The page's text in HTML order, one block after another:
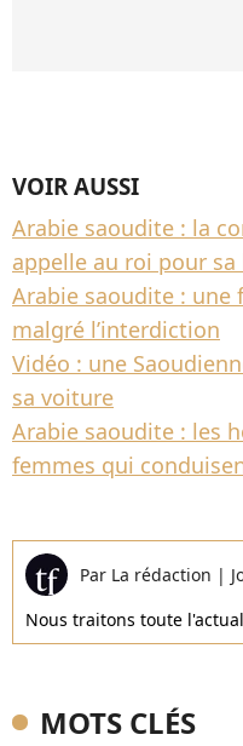
VOIR AUSSI
Arabie saoudite : la
appelle au roi pour
Arabie saoudite :
malgré l’interdiction
Vidéo : une
sa voiture
Arabie saoudite : les
femmes qui
Par La rédaction |
Nous traitons toute
MOTS CLÉS